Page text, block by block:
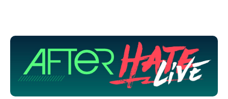
Bouley, moitié du podcast Super Ciné Battle,
descendu exprès de la montagne savoyarde. Et entre
les deux, Daniel Andreyev, pour un débat qu'on
espère âpre et drôle à la fois.